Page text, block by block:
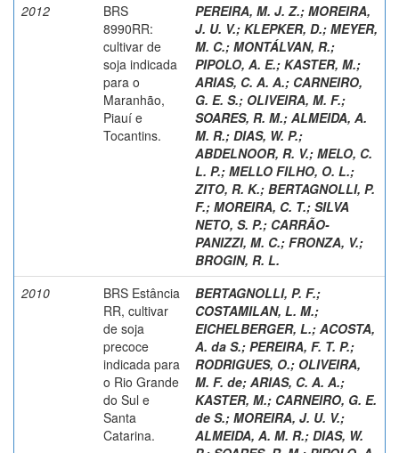
2012
BRS
8990RR:
cultivar de
soja indicada
para o
Maranhão,
Piauí e
Tocantins.
PEREIRA, M. J. Z.; MOREIRA,
J. U. V.; KLEPKER, D.; MEYER,
M. C.; MONTÁLVAN, R.;
PIPOLO, A. E.; KASTER, M.;
ARIAS, C. A. A.; CARNEIRO,
G. E. S.; OLIVEIRA, M. F.;
SOARES, R. M.; ALMEIDA, A.
M. R.; DIAS, W. P.;
ABDELNOOR, R. V.; MELO, C.
L. P.; MELLO FILHO, O. L.;
ZITO, R. K.; BERTAGNOLLI, P.
F.; MOREIRA, C. T.; SILVA
NETO, S. P.; CARRÃO-
PANIZZI, M. C.; FRONZA, V.;
BROGIN, R. L.
2010
BRS Estância
RR, cultivar
de soja
precoce
indicada para
o Rio Grande
do Sul e
Santa
Catarina.
BERTAGNOLLI, P. F.;
COSTAMILAN, L. M.;
EICHELBERGER, L.; ACOSTA,
A. da S.; PEREIRA, F. T. P.;
RODRIGUES, O.; OLIVEIRA,
M. F. de; ARIAS, C. A. A.;
KASTER, M.; CARNEIRO, G. E.
de S.; MOREIRA, J. U. V.;
ALMEIDA, A. M. R.; DIAS, W.